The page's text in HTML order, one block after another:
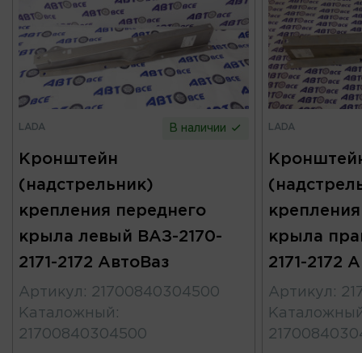
LADA В наличии
Кронштейн
(надстрельник)
крепления переднего
крыла левый ВАЗ-2170-
2171-2172 АвтоВаз
Артикул : 21700840304500
Каталожный :
21700840304500
LADA
крыла
2171-2172
Артикул :